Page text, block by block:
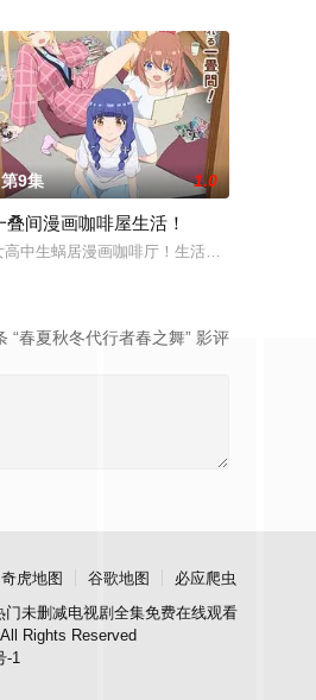
尤其是对食物
未同名漫画的电视动画，作为该系列第二部
第9集 1.0
叠间漫画咖啡屋生活！
高中生蜗居漫画咖啡厅！生活在秋田的高中
“春夏秋冬代行者春之舞” 影评
奇虎地图 谷歌地图
必应爬虫
未删减电视剧全集免费在线观看
Rights Reserved
-1